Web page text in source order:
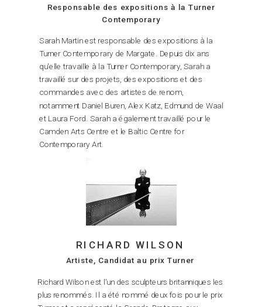
Responsable des expositions à la Turner
Contemporary
Sarah Martin est responsable des expositions à la
Turner Contemporary de Margate. Depuis dix ans
qu'elle travaille à la Turner Contemporary, Sarah a
travaillé sur des projets, des expositions et des
commandes avec des artistes de renom,
notamment Daniel Buren, Alex Katz, Edmund de Waal
et Laura Ford. Sarah a également travaillé pour le
Camden Arts Centre et le Baltic Centre for
Contemporary Art.
RICHARD WILSON
Artiste, Candidat au prix Turner
Richard Wilson est l'un des sculpteurs britanniques les
plus renommés. Il a été nommé deux fois pour le prix